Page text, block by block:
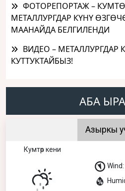
ФОТОРЕПОРТАЖ –
МЕТАЛЛУРГДАР КҮНҮ
МААНАЙДА БЕЛГИЛЕНДИ
ВИДЕО – МЕТАЛЛУРГДАР
КУТТУКТАЙБЫЗ!
АБА
Азыркы
Кумтөр кени
Wind: